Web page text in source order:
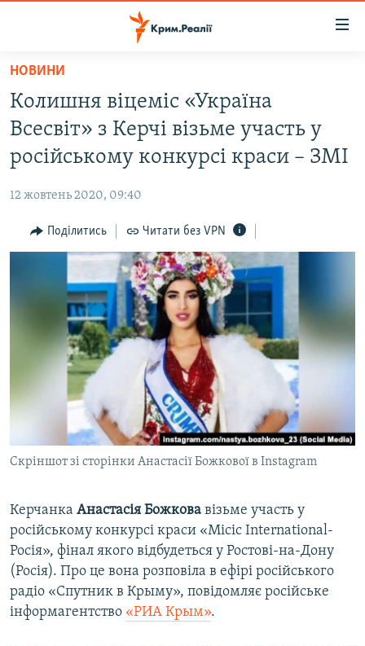
Перейти
основного
матеріалу
Перейти
до
основної
Перейти
до
ВІДЕО ТА ФОТО
БЛОГИ
ПОГЛЯД
ВСЕ ЗА ДЕНЬ
СПЕЦПРОЕКТИ
ДЕПОРТАЦІЯ
ВІДЕОУРОКИ «ELIFBE»
СВІДЧЕННЯ ОКУПАЦІЇ
УКРАЇНСЬКА ПРОБЛЕМА КРИМУ
ІНФОГРАФІКА
ЯК ОБІЙТИ БЛОКУВАННЯ
Русский
ДОЛУЧАЙСЯ!
Усі сайти RFE/RL
НОВИНИ
Колишня віцеміс «Україна
Всесвіт» з Керчі візьме участь у
російському конкурсі краси – ЗМІ
12 жовтень 2020, 09:40
Поділитись Читати без VPN
Скріншот зі сторінки Анастасії Божкової в Instagram
Керчанка Анастасія Божкова візьме участь у
російському конкурсі краси «Місіс International-
Росія», фінал якого відбудеться у Ростові-на-Дону
(Росія). Про це вона розповіла в ефірі російського
радіо «Спутник в Крыму», повідомляє російське
інформагентство «РИА Крым».